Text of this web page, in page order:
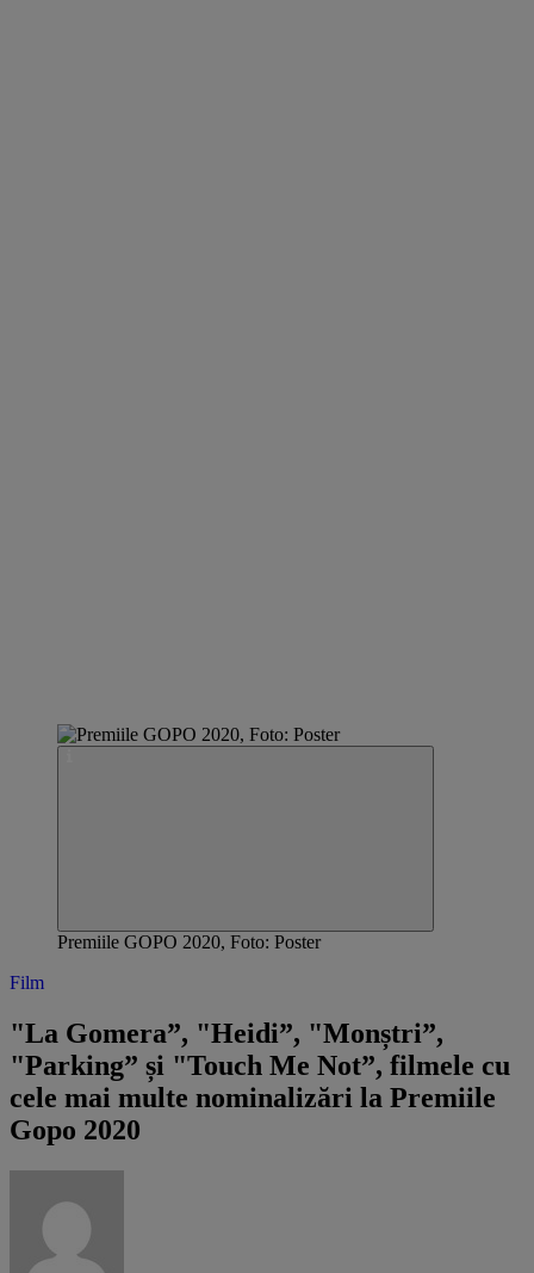
Premiile GOPO 2020, Foto: Poster
Film
"La Gomera”, "Heidi”, "Monștri”,
"Parking” și "Touch Me Not”, filmele cu
cele mai multe nominalizări la Premiile
Gopo 2020